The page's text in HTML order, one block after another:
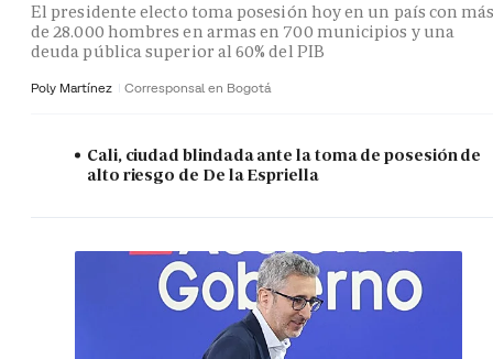
El presidente electo toma posesión hoy en un país con
de 28.000 hombres en armas en 700 municipios y una
deuda pública superior al 60% del PIB
Poly Martínez Corresponsal en Bogotá
Cali, ciudad blindada ante la toma de posesión de
alto riesgo de De la Espriella